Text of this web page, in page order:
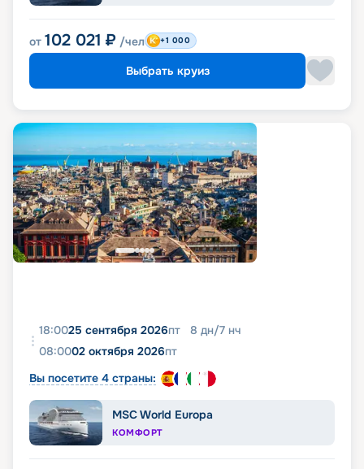
от 102 021 ₽ /чел +1 000
Выбрать круиз
18:0025 сентября 2026пт 8 дн/7 нч
08:0002 октября 2026пт
Вы посетите 4 страны:
MSC World Europa
КОМФОРТ